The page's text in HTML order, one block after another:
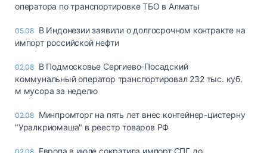
оператора по транспортировке ТБО в Алматы
05.08 В Индонезии заявили о долгосрочном контракте на
импорт российской нефти
02.08 В Подмосковье Сергиево-Посадский
коммунальный оператор транспортировал 232 тыс. куб.
м мусора за неделю
02.08 Минпромторг на пять лет внес контейнер-цистерну
"Уралкриомаша" в реестр товаров РФ
Европа в июле сократила импорт СПГ до